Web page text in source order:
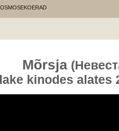
Mõrsja
kinodes alates